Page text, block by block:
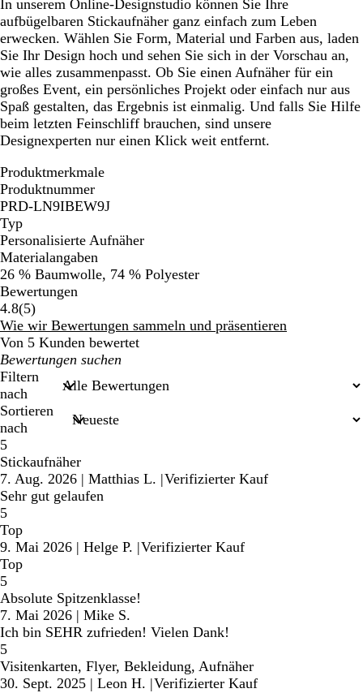
In unserem Online-Designstudio können Sie Ihre
aufbügelbaren Stickaufnäher ganz einfach zum Leben
erwecken. Wählen Sie Form, Material und Farben aus, laden
Sie Ihr Design hoch und sehen Sie sich in der Vorschau an,
wie alles zusammenpasst. Ob Sie einen Aufnäher für ein
großes Event, ein persönliches Projekt oder einfach nur aus
Spaß gestalten, das Ergebnis ist einmalig. Und falls Sie Hilfe
beim letzten Feinschliff brauchen, sind unsere
Designexperten nur einen Klick weit entfernt.
Produktmerkmale
Produktnummer
PRD-LN9IBEW9J
Typ
Personalisierte Aufnäher
Materialangaben
26 % Baumwolle, 74 % Polyester
Bewertungen
4.8(55
Bewertungen
)
Wie wir Bewertungen sammeln und präsentieren
Von 5 Kunden bewertet
Meine
Sucheingaben
Filtern
nach
Sortieren
nach
5
Stickaufnäher
7. Aug. 2026 | Matthias L. |Verifizierter Kauf
Sehr gut gelaufen
5
Top
9. Mai 2026 | Helge P. |Verifizierter Kauf
Top
5
Absolute Spitzenklasse!
7. Mai 2026 | Mike S.
Ich bin SEHR zufrieden! Vielen Dank!
5
Visitenkarten, Flyer, Bekleidung, Aufnäher
30. Sept. 2025 | Leon H. |Verifizierter Kauf